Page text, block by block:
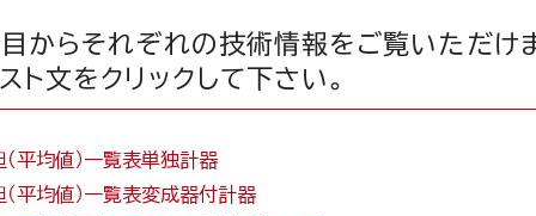
からそれぞれの技術情報をご覧いただけ
ト文をクリックして下さい。
（平均値）一覧表単独計器
（平均値）一覧表変成器付計器